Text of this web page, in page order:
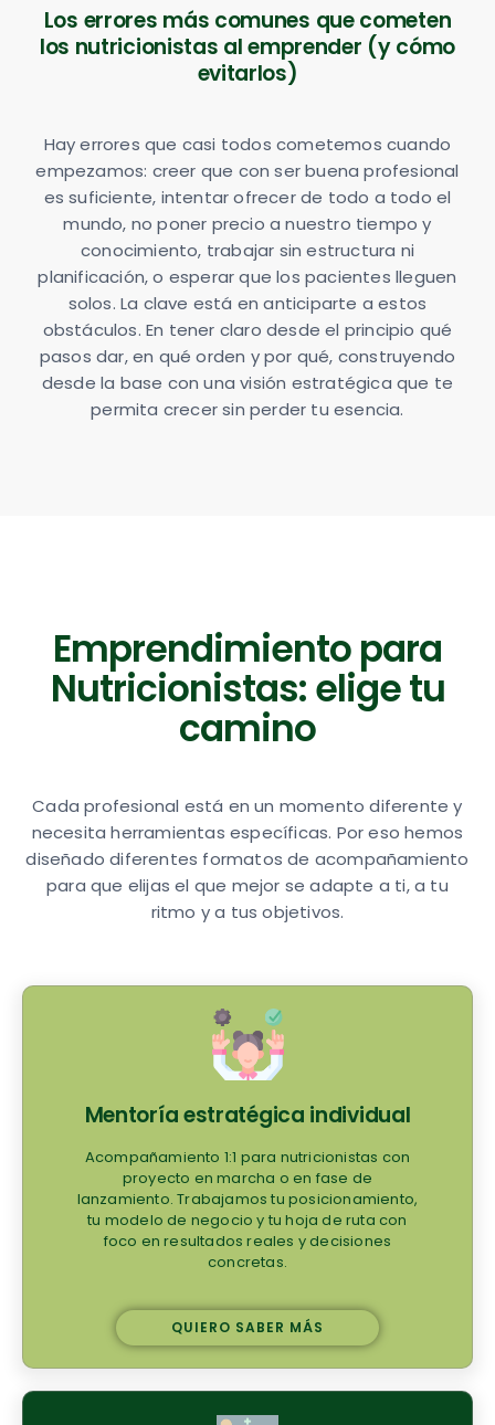
Los errores más comunes que cometen
los nutricionistas al emprender (y cómo
evitarlos)
Hay errores que casi todos cometemos cuando
empezamos: creer que con ser buena profesional
es suficiente, intentar ofrecer de todo a todo el
mundo, no poner precio a nuestro tiempo y
conocimiento, trabajar sin estructura ni
planificación, o esperar que los pacientes lleguen
solos. La clave está en anticiparte a estos
obstáculos. En tener claro desde el principio qué
pasos dar, en qué orden y por qué, construyendo
desde la base con una visión estratégica que te
permita crecer sin perder tu esencia.
Emprendimiento para
Nutricionistas: elige tu
camino
Cada profesional está en un momento diferente y
necesita herramientas específicas. Por eso hemos
diseñado diferentes formatos de acompañamiento
para que elijas el que mejor se adapte a ti, a tu
ritmo y a tus objetivos.
Mentoría estratégica individual
Acompañamiento 1:1 para nutricionistas con
proyecto en marcha o en fase de
lanzamiento. Trabajamos tu posicionamiento,
tu modelo de negocio y tu hoja de ruta con
foco en resultados reales y decisiones
concretas.
QUIERO SABER MÁS